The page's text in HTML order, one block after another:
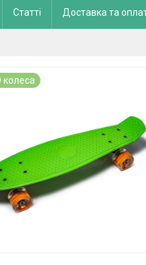
Статті Доставка та
колеса